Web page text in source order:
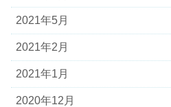
2021年5月
2021年2月
2021年1月
2020年12月